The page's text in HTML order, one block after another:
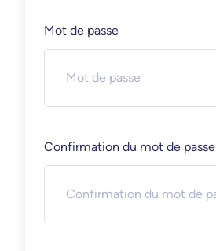
Mot de passe
Confirmation du mot de passe